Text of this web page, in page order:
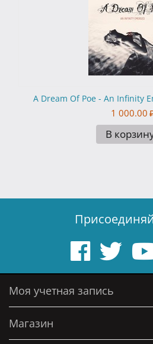
A Dream Of Poe - An Infinity
1 000.00
В
Моя учетная запись
Магазин